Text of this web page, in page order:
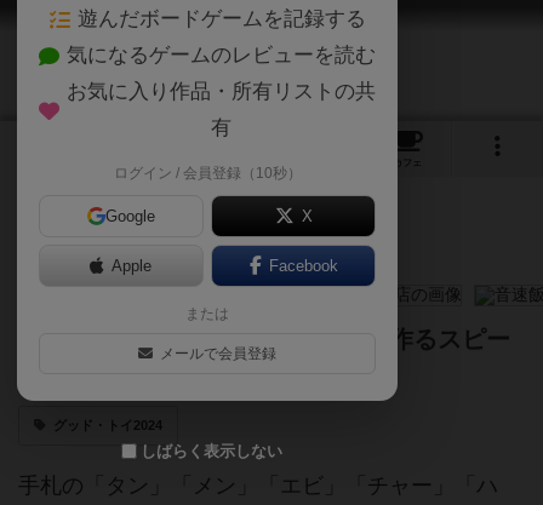
カフェ
手札を早く使い切れ！ 中華料理を作るスピー
ド・アクション・カードゲーム
グッド・トイ2024
手札の「タン」「メン」「エビ」「チャー」「ハ
遊んだボードゲームを記録する
気になるゲームのレビューを読む
お気に入り作品・所有リストの共
有
ログイン / 会員登録（10秒）
Google X
Apple Facebook
または
メールで会員登録
しばらく表示しない